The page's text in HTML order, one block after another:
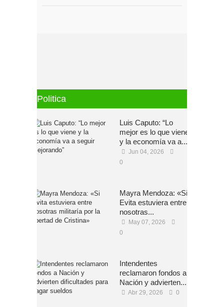
Politica
Luis Caputo: “Lo
mejor es lo que viene
y la economía va a...
Jun 04, 2026
0
Mayra Mendoza: «Si
Evita estuviera entre
nosotras...
May 07, 2026
0
Intendentes
reclamaron fondos a
Nación y advierten...
Abr 29, 2026 0